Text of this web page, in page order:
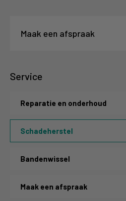
Maak een afspraak
Service
Reparatie en onderhoud
Schadeherstel
Bandenwissel
Maak een afspraak